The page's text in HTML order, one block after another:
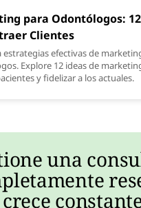
para Odontólogos:
Clientes
estrategias efectivas de
Explore 12 ideas de
y fidelizar a los actuales.
una